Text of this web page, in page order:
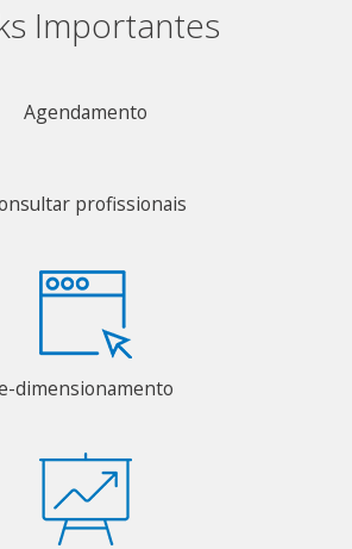
Importantes
Agendamento
profissionais
dimensionamento